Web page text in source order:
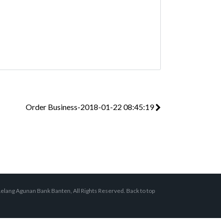
Order Business-2018-01-22 08:45:19
Agunan Bank Banten, All Rights Reserved. Back to top